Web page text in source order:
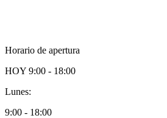
Horario de apertura
HOY 9:00 - 18:00
Lunes:
9:00 - 18:00